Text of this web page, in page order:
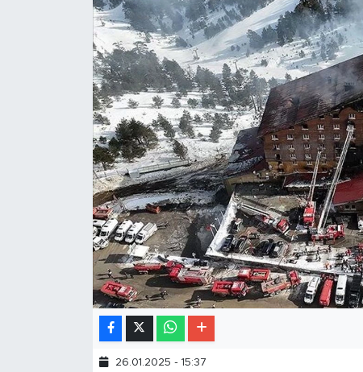
26.01.2025 - 15:37